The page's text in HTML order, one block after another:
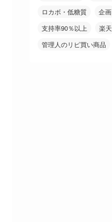
ロカボ・低糖質
企画
支持率90％以上
楽天
管理人のリピ買い商品